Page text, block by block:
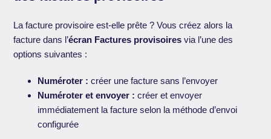
La facture provisoire est-elle prête ? Vous créez alors la
facture dans l’écran Factures provisoires via l’une des
options suivantes :
Numéroter : créer une facture sans l’envoyer
Numéroter et envoyer : créer et envoyer
immédiatement la facture selon la méthode d’envoi
configurée